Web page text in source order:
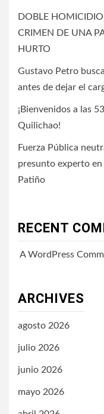
DOBLE
CRIMEN DE UNA
HURTO
Gustavo Petro
antes de dejar el
¡Bienvenidos a las
Quilichao!
Fuerza Pública
presunto experto
Patiño
RECENT
A WordPress
ARCHIVES
agosto 2026
julio 2026
junio 2026
mayo 2026